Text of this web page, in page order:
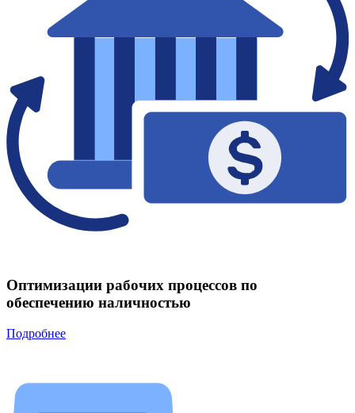
Оптимизации рабочих процессов по
обеспечению наличностью
Подробнее